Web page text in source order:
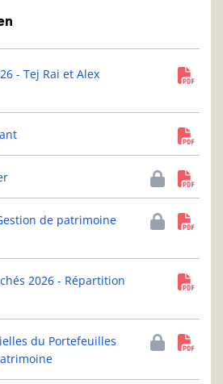
- Tej Rai et Alex
de patrimoine
2026 - Répartition
du Portefeuilles